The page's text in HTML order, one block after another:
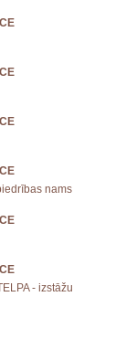
nams
- izstāžu